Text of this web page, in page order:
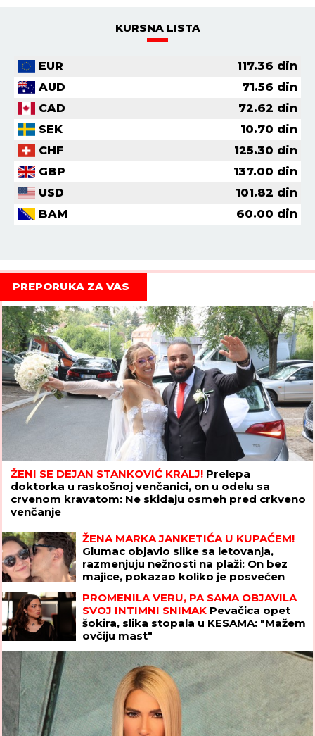
KURSNA LISTA
EUR 117.36 din
AUD
71.56 din
CAD
72.62 din
SEK
10.70 din
CHF
125.30 din
GBP
137.00 din
USD
101.82 din
BAM
60.00 din
PREPORUKA ZA VAS
ŽENI SE DEJAN STANKOVIĆ KRALJ! Prelepa
doktorka u raskošnoj venčanici, on u odelu sa
crvenom kravatom: Ne skidaju osmeh pred crkveno
venčanje
ŽENA MARKA JANKETIĆA U KUPAĆEM!
Glumac objavio slike sa letovanja,
razmenjuju nežnosti na plaži: On bez
majice, pokazao koliko je posvećen
PROMENILA VERU, PA SAMA OBJAVILA
SVOJ INTIMNI SNIMAK Pevačica opet
šokira, slika stopala u KESAMA: "Mažem
ovčiju mast"